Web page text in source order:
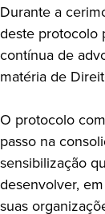
Durante a
deste protocolo
contínua de
matéria de
O protocolo
passo na
sensibilização
desenvolver,
suas